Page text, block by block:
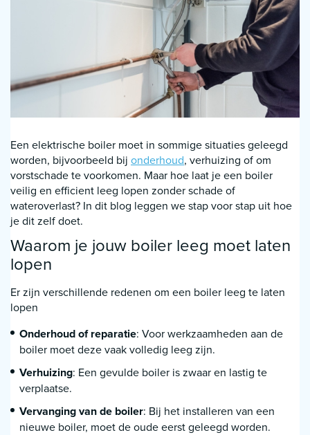
Een elektrische boiler moet in sommige situaties geleegd
worden, bijvoorbeeld bij onderhoud, verhuizing of om
vorstschade te voorkomen. Maar hoe laat je een boiler
veilig en efficient leeg lopen zonder schade of
wateroverlast? In dit blog leggen we stap voor stap uit hoe
je dit zelf doet.
Waarom je jouw boiler leeg moet laten
lopen
Er zijn verschillende redenen om een boiler leeg te laten
lopen
Onderhoud of reparatie: Voor werkzaamheden aan de
boiler moet deze vaak volledig leeg zijn.
Verhuizing: Een gevulde boiler is zwaar en lastig te
verplaatse.
Vervanging van de boiler: Bij het installeren van een
nieuwe boiler, moet de oude eerst geleegd worden.